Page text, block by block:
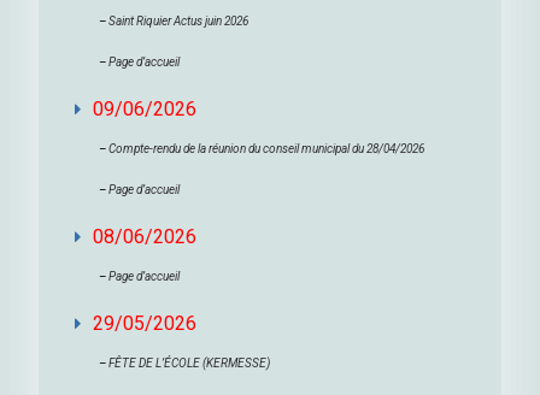
–Saint Riquier Actus juin 2026
–Page d’accueil
09/06/2026
–Compte-rendu de la réunion du conseil municipal du 28/04/2026
–Page d’accueil
08/06/2026
–Page d’accueil
29/05/2026
–FÊTE DE L’ÉCOLE (KERMESSE)